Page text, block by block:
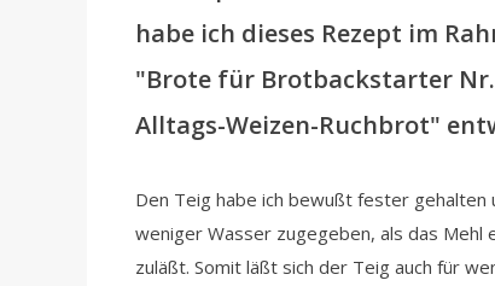
habe ich dieses Rezept im
"Brote für Brotbackstarter Nr.
Alltags-Weizen-Ruchbrot"
Den Teig habe ich bewußt fester gehalten
weniger Wasser zugegeben, als das Mehl
zuläßt. Somit läßt sich der Teig auch für